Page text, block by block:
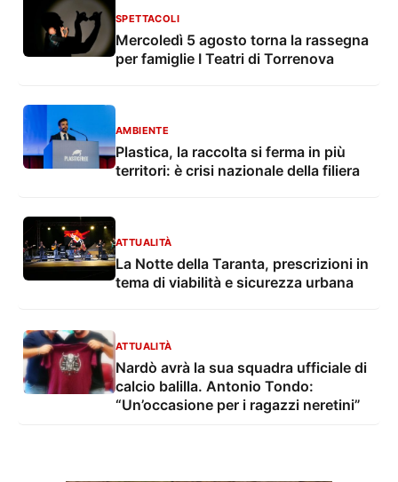
SPETTACOLI
Mercoledì 5 agosto torna la rassegna
per famiglie I Teatri di Torrenova
AMBIENTE
Plastica, la raccolta si ferma in più
territori: è crisi nazionale della filiera
ATTUALITÀ
La Notte della Taranta, prescrizioni in
tema di viabilità e sicurezza urbana
ATTUALITÀ
Nardò avrà la sua squadra ufficiale di
calcio balilla. Antonio Tondo:
“Un’occasione per i ragazzi neretini”